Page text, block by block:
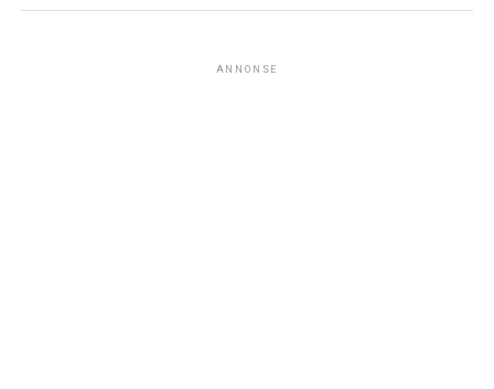
ANNONSE